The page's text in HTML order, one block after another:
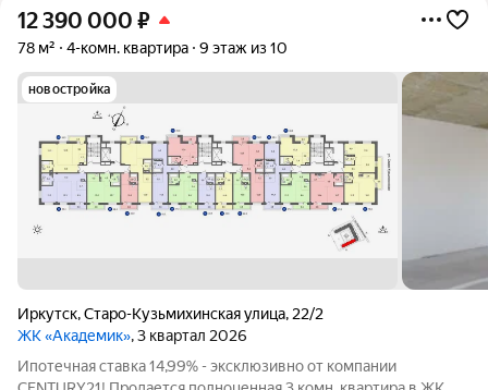
12 390 000 ₽
78 м² 4-комн. квартира 9 этаж из 10
новостройка
Иркутск,Старо-Кузьмихинская улица, 22/2
ЖК «Академик», 3 квартал 2026
Ипотечная стaвка 14,99% - эксклюзивно от компании